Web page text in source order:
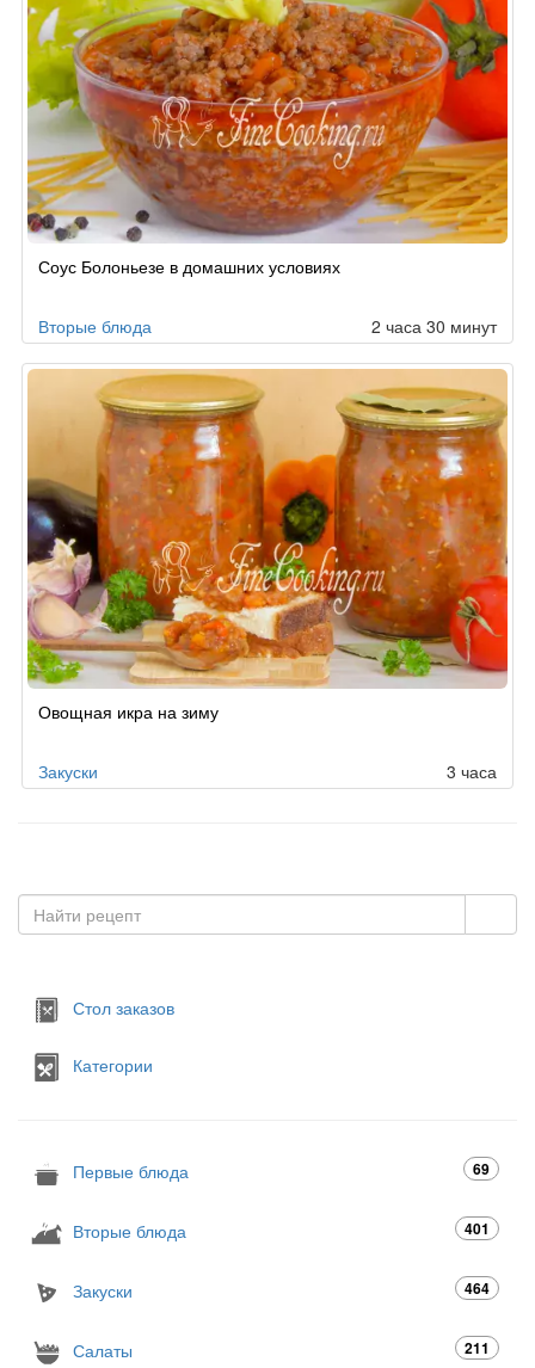
Соус Болоньезе в домашних условиях
Вторые блюда 2 часа 30 минут
Овощная икра на зиму
Закуски 3 часа
Стол заказов
Категории
Первые блюда 69
Вторые блюда 401
Закуски 464
Салаты 211